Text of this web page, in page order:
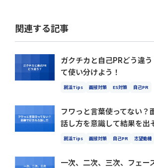
関連する記事
ガクチカと自己PRどう違
て使い分けよう！
就活Tips 面接対策 ES対策 自己PR
フワっと言葉使ってない？
話し方を意識して結果を出
就活Tips 面接対策 自己PR 志望動機
一次、二次、三次、フェー